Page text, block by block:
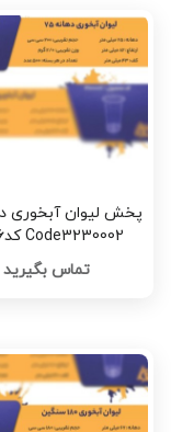
Code3230002 کدG3196
تماس بگیرید